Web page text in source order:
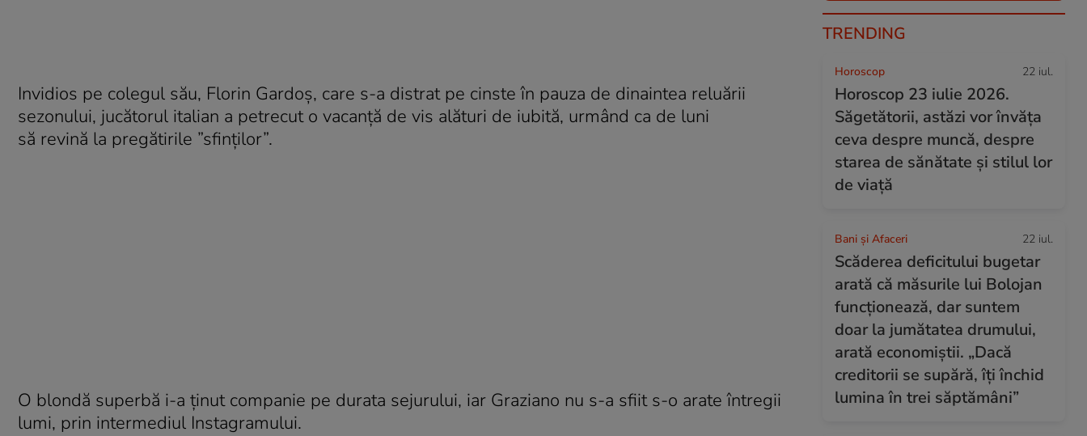
Invidios pe colegul său, Florin Gardoș, care s-a distrat pe cinste în pauza de dinaintea reluării
sezonului, jucătorul italian a petrecut o vacanţă de vis alături de iubită, urmând ca de luni
să revină la pregătirile ”sfinților”.
O blondă superbă i-a ținut companie pe durata sejurului, iar Graziano nu s-a sfiit s-o arate întregii
lumi, prin intermediul Instagramului.
TRENDING
Horoscop 22 iul.
Horoscop 23 iulie 2026.
Săgetătorii, astăzi vor învăța
ceva despre muncă, despre
starea de sănătate și stilul lor
de viață
Bani și Afaceri 22 iul.
Scăderea deficitului bugetar
arată că măsurile lui Bolojan
funcționează, dar suntem
doar la jumătatea drumului,
arată economiștii. „Dacă
creditorii se supără, îți închid
lumina în trei săptămâni”